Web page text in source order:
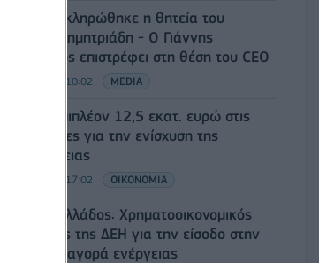
ΣΚΑΪ: Ολοκληρώθηκε η θητεία του
Γρηγόρη Δημητριάδη - Ο Γιάννης
Αλαφούζος επιστρέφει στη θέση του CEO
08/08/2026 - 10:02 MEDIA
ΥΠΑΑΤ: Επιπλέον 12,5 εκατ. ευρώ στις
Περιφέρειες για την ενίσχυση της
βιοασφάλειας
07/08/2026 - 17:02 ΟΙΚΟΝΟΜΙΑ
Deloitte Ελλάδος: Χρηματοοικονομικός
σύμβουλος της ΔΕΗ για την είσοδο στην
πολωνική αγορά ενέργειας